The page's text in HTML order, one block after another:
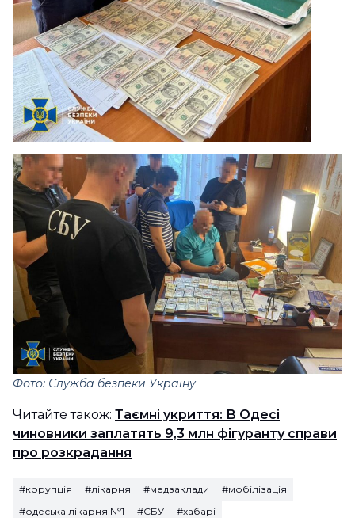
Фото: Служба безпеки Україну
Читайте також: Таємні укриття: В Одесі
чиновники заплатять 9,3 млн фігуранту справи
про розкрадання
#корупція #лікарня #медзаклади
#мобілізація
#одеська лікарня №1
#СБУ #хабарі